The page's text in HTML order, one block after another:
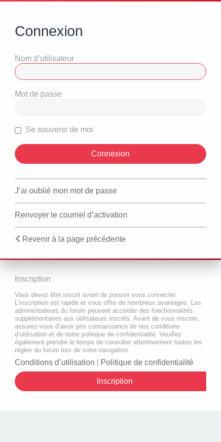
Connexion
Nom d’utilisateur
Mot de passe
Se souvenir de moi
J’ai oublié mon mot de passe
Renvoyer le courriel d’activation
Revenir à la page précédente
Inscription
Vous devez être inscrit avant de pouvoir vous connecter.
L’inscription est rapide et vous offre de nombreux avantages. Les
administrateurs du forum peuvent accorder des fonctionnalités
supplémentaires aux utilisateurs inscrits. Avant de vous inscrire,
assurez-vous d’avoir pris connaissance de nos conditions
d’utilisation et de notre politique de confidentialité. Veuillez
également prendre le temps de consulter attentivement toutes les
règles du forum lors de votre navigation.
Conditions d’utilisation Politique de confidentialité
Inscription